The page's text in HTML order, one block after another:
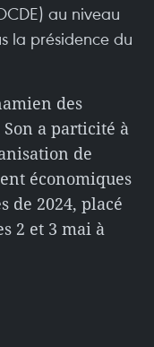
au niveau
la présidence du
des
a particité à
de
économiques
de 2024, placé
2 et 3 mai à